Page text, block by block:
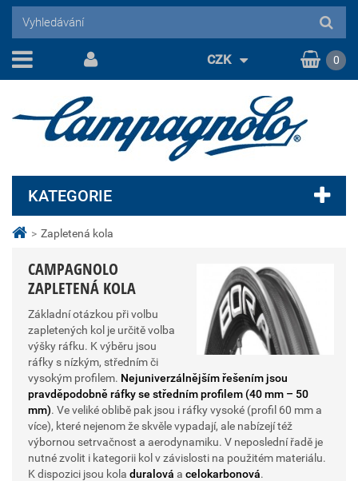
> Zapletená kola
CAMPAGNOLO
ZAPLETENÁ KOLA
Základní otázkou při volbu
zapletených kol je určitě volba
výšky ráfku. K výběru jsou
ráfky s nízkým, středním či
vysokým profilem. Nejuniverzálnějším řešením jsou
pravděpodobně ráfky se středním profilem (40 mm – 50
mm). Ve veliké oblibě pak jsou i ráfky vysoké (profil 60 mm a
více), které nejenom že skvěle vypadají, ale nabízejí též
výbornou setrvačnost a aerodynamiku. V neposlední řadě je
nutné zvolit i kategorii kol v závislosti na použitém materiálu.
K dispozici jsou kola duralová a celokarbonová.
KATEGORIE
CZK 0